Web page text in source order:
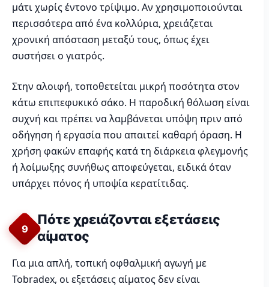
μάτι χωρίς έντονο τρίψιμο. Αν χρησιμοποιούνται
περισσότερα από ένα κολλύρια, χρειάζεται
χρονική απόσταση μεταξύ τους, όπως έχει
συστήσει ο γιατρός.
Στην αλοιφή, τοποθετείται μικρή ποσότητα στον
κάτω επιπεφυκικό σάκο. Η παροδική θόλωση είναι
συχνή και πρέπει να λαμβάνεται υπόψη πριν από
οδήγηση ή εργασία που απαιτεί καθαρή όραση. Η
χρήση φακών επαφής κατά τη διάρκεια φλεγμονής
ή λοίμωξης συνήθως αποφεύγεται, ειδικά όταν
υπάρχει πόνος ή υποψία κερατίτιδας.
9
Πότε χρειάζονται εξετάσεις
αίματος
Για μια απλή, τοπική οφθαλμική αγωγή με
Tobradex, οι εξετάσεις αίματος δεν είναι